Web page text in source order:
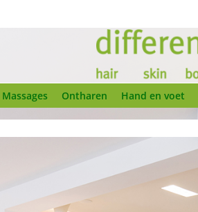
Massages Ontharen Hand en voet